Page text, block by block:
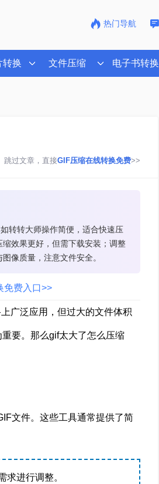
热门导航
转换 文件压缩 电子书转换
跳过文章，直接GIF压缩在线转换免费>>
转转大师操作简便，适合快速压
效果更好，但需下载安装；调整
像质量，注意文件安全。
免费入口>>
广泛应用，但过大的文件体积
要。那么gif太大了怎么压缩
文件。这些工具通常提供了简
进行调整。